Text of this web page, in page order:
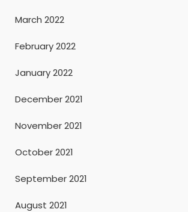
March 2022
February 2022
January 2022
December 2021
November 2021
October 2021
September 2021
August 2021